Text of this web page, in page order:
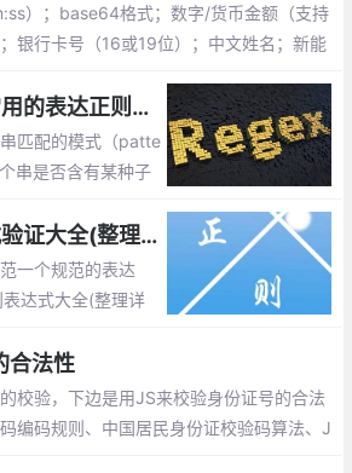
）；base64格式；数字/货币金额（支持
银行卡号（16或19位）；中文姓名；新能
javascript较全常用的表达正则验证,js中采用test()方法
匹配的模式（patte
串是否含有某种子
本文整理了JS较全js常用正则表达式验证大全(整理详细且实用)
一个规范的表达
达式大全(整理详
合法性
校验，下边是用JS来校验身份证号的合法
编码规则、中国居民身份证校验码算法、J